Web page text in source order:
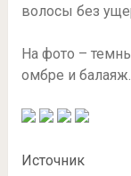
волосы без
На фото –
омбре и балаяж.
Источник